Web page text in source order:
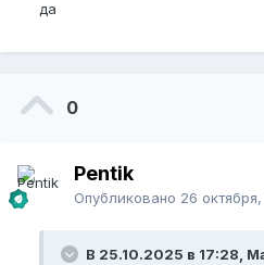
да
0
Pentik
Опубликовано 26
В 25.10.2025 в 17:28,